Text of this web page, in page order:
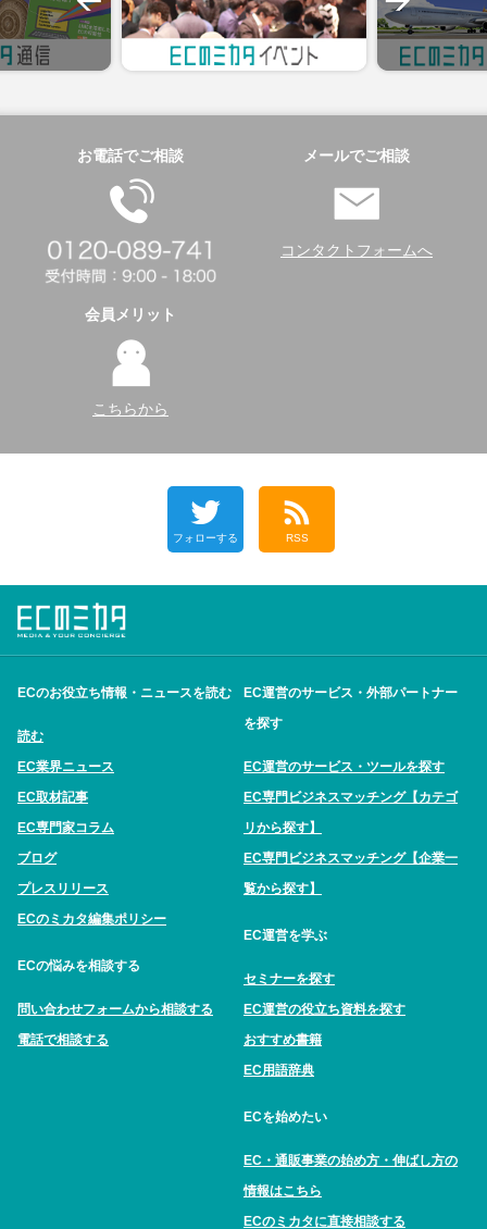
お電話でご相談 メールでご相談
コンタクトフォームへ
会員メリット
こちらから
フォローする RSS
ECのお役立ち情報・ニュースを読む
読む
EC業界ニュース
EC取材記事
EC専門家コラム
ブログ
プレスリリース
ECのミカタ編集ポリシー
ECの悩みを相談する
問い合わせフォームから相談する
電話で相談する
EC運営のサービス・外部パートナー
を探す
EC運営のサービス・ツールを探す
EC専門ビジネスマッチング【カテゴ
リから探す】
EC専門ビジネスマッチング【企業一
覧から探す】
EC運営を学ぶ
セミナーを探す
EC運営の役立ち資料を探す
おすすめ書籍
EC用語辞典
ECを始めたい
EC・通販事業の始め方・伸ばし方の
情報はこちら
ECのミカタに直接相談する